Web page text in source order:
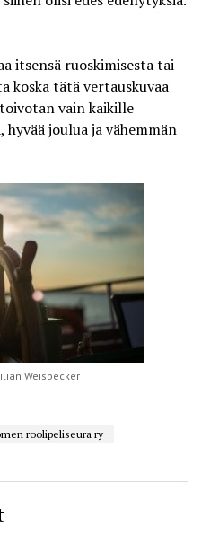
itsensä ruoskimisesta tai
koska tätä vertauskuvaa
vain kaikille
joulua ja vähemmän
Weisbecker
roolipeliseura ry